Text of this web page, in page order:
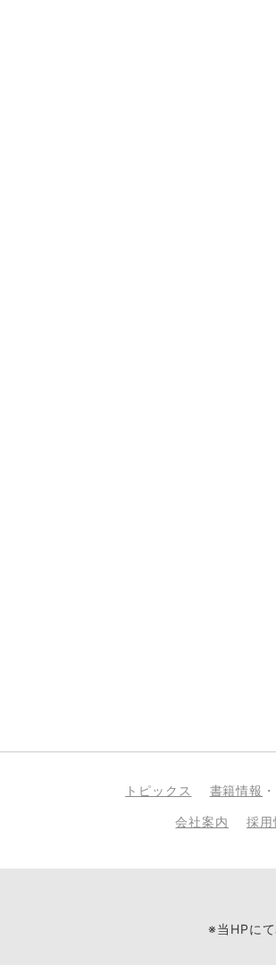
トピックス 書籍情報 ・
会社案内 採用
※当HPに